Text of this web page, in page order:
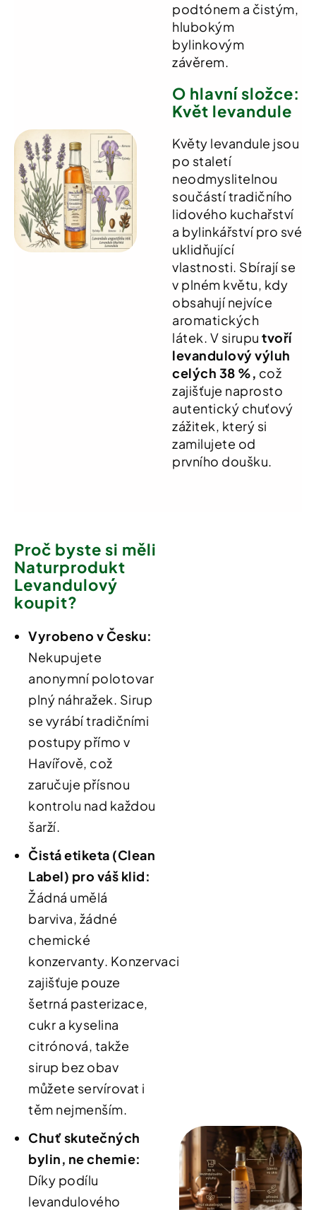
podtónem a čistým,
hlubokým
bylinkovým
závěrem.
O hlavní složce:
Květ levandule
Květy levandule jsou
po staletí
neodmyslitelnou
součástí tradičního
lidového kuchařství
a bylinkářství pro své
uklidňující
vlastnosti. Sbírají se
v plném květu, kdy
obsahují nejvíce
aromatických
látek. V sirupu tvoří
levandulový výluh
celých 38 %, což
zajišťuje naprosto
autentický chuťový
zážitek, který si
zamilujete od
prvního doušku.
Proč byste si měli
Naturprodukt
Levandulový
koupit?
Vyrobeno v Česku:
Nekupujete
anonymní polotovar
plný náhražek. Sirup
se vyrábí tradičními
postupy přímo v
Havířově, což
zaručuje přísnou
kontrolu nad každou
šarží.
Čistá etiketa (Clean
Label) pro váš klid:
Žádná umělá
barviva, žádné
chemické
konzervanty. Konzervaci
zajišťuje pouze
šetrná pasterizace,
cukr a kyselina
citrónová, takže
sirup bez obav
můžete servírovat i
těm nejmenším.
Chuť skutečných
bylin, ne chemie:
Díky podílu
levandulového